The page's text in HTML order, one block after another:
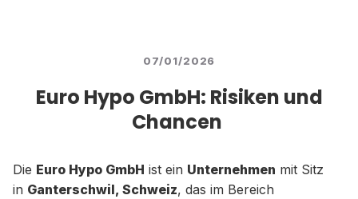
07/01/2026
Euro Hypo GmbH: Risiken und
Chancen
Die Euro Hypo GmbH ist ein Unternehmen mit Sitz
in Ganterschwil, Schweiz, das im Bereich